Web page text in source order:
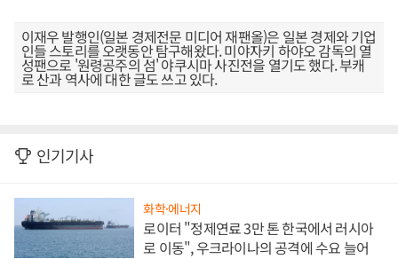
이재우 발행인(일본 경제전문 미디어 재팬올)은 일본 경제와 기업
인들 스토리를 오랫동안 탐구해왔다. 미야자키 하야오 감독의 열
성팬으로 '원령공주의 섬' 야쿠시마 사진전을 열기도 했다. 부캐
로 산과 역사에 대한 글도 쓰고 있다.
인기기사
화학·에너지
로이터 "정제연료 3만 톤 한국에서 러시아
로 이동", 우크라이나의 공격에 수요 늘어